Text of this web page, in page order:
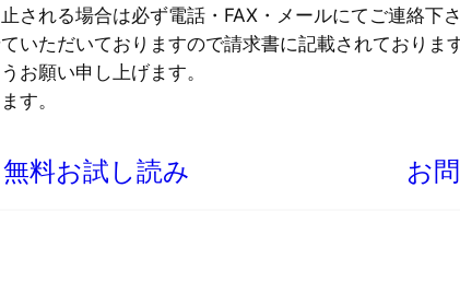
れる場合は必ず電話・FAX・メールにてご連絡下さ
いただいておりますので請求書に記載されておりま
お願い申し上げます。
す。
無料お試し読み お